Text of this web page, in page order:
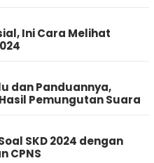
Ini Cara Melihat
dan Panduannya,
Pemungutan Suara
SKD 2024 dengan
CPNS